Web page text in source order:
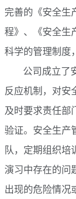
完善的《安全生
程》、《安全生
科学的管理制度
公司成立了
反应机制，对安
及时要求责任部
验证。安全生产
队，定期组织培
演习中存在的问
出现的危险情况